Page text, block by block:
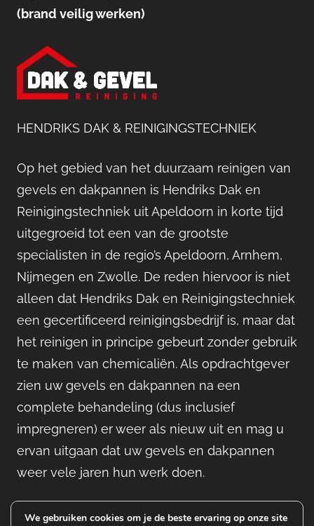
(brand veilig werken)
HENDRIKS DAK & REINIGINGSTECHNIEK
Op het gebied van het duurzaam reinigen van
gevels en dakpannen is Hendriks Dak en
Reinigingstechniek uit Apeldoorn in korte tijd
uitgegroeid tot een van de grootste
specialisten in de regio’s Apeldoorn, Arnhem,
Nijmegen en Zwolle. De reden hiervoor is niet
alleen dat Hendriks Dak en Reinigingstechniek
een gecertificeerd reinigingsbedrijf is, maar dat
het reinigen in principe gebeurt zonder gebruik
te maken van chemicaliën. Als opdrachtgever
zien uw gevels en dakpannen na een
complete behandeling (dus inclusief
impregneren) er weer als nieuw uit en mag u
ervan uitgaan dat uw gevels en dakpannen
weer vele jaren hun werk doen.
We gebruiken cookies om je de beste ervaring op onze site